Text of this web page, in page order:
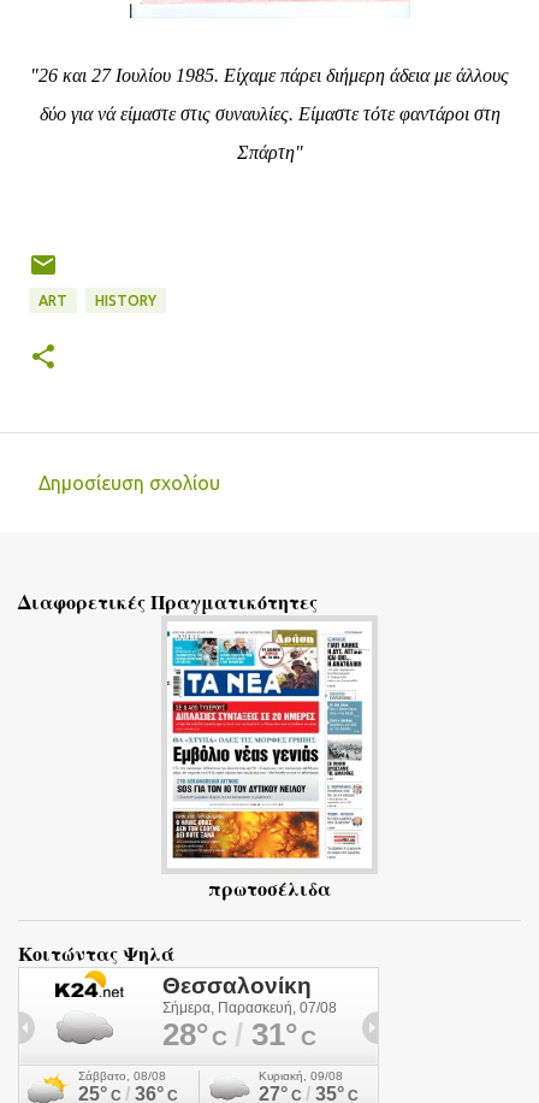
"26 και 27 Ιουλίου 1985. Είχαμε πάρει διήμερη άδεια με άλλους
δύο για νά είμαστε στις συναυλίες. Είμαστε τότε φαντάροι στη
Σπάρτη"
ART HISTORY
λ
Δημοσίευση σχολίου
Διαφορετικές Πραγματικότητες
πρωτοσέλιδα
Κοιτώντας Ψηλά